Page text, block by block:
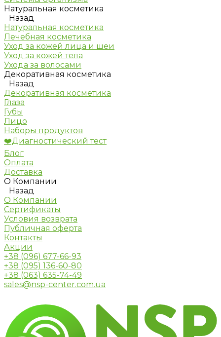
Натуральная косметика
Назад
Натуральная косметика
Лечебная косметика
Уход за кожей лица и шеи
Уход за кожей тела
Ухода за волосами
Декоративная косметика
Назад
Декоративная косметика
Глаза
Губы
Лицо
Наборы продуктов
❤️Диагностический тест
Блог
Оплата
Доставка
О Компании
Назад
О Компании
Сертификаты
Условия возврата
Публичная оферта
Контакты
Акции
+38 (096) 677-66-93
+38 (095) 136-60-80
+38 (063) 635-74-49
sales@nsp-center.com.ua